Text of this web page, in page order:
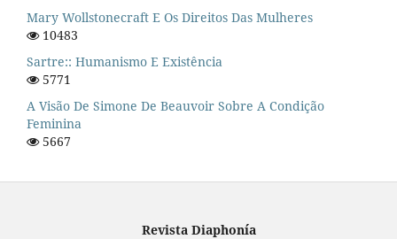
Mary Wollstonecraft E Os Direitos Das Mulheres
10483
Sartre:: Humanismo E Existência
5771
A Visão De Simone De Beauvoir Sobre A Condição
Feminina
5667
Revista Diaphonía